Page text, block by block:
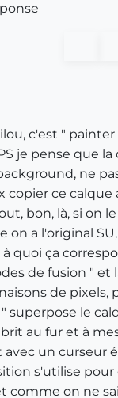
c'est "
je pense que la
ne
copier ce calque
bon, là, si on
on a l'original
à quoi ça
de fusion " et
de pixels,
superpose le
au fur et à
un curseur
s'utilise pour
comme on ne